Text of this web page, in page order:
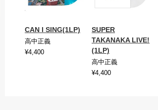
CAN I SING(1LP)
高中正義
¥4,400
SUPER
TAKANAKA LIVE!
(1LP)
高中正義
¥4,400